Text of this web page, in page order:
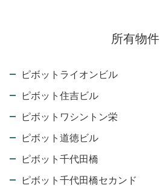
所有物件
ピボットライオンビル
ピボット住吉ビル
ピボットワシントン栄
ピボット道徳ビル
ピボット千代田橋
ピボット千代田橋セカンド